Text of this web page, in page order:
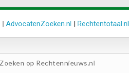
| AdvocatenZoeken.nl | Rechtentotaal.nl